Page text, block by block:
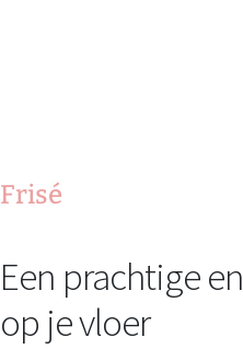
Frisé
Een prachtige en
op je vloer